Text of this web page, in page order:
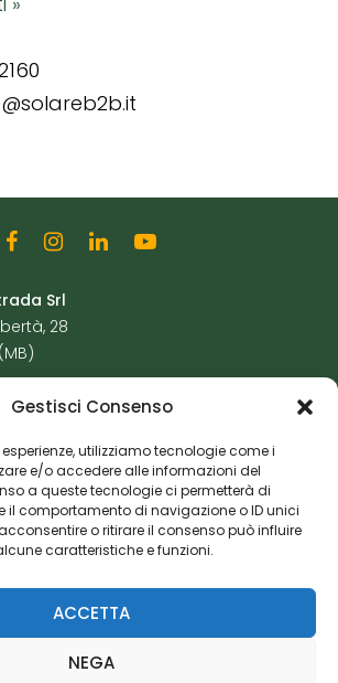
Gestisci Consenso
utilizziamo tecnologie come i
e/o accedere alle informazioni del
a queste tecnologie ci permetterà di
il comportamento di navigazione o ID unici
o ritirare il consenso può influire
caratteristiche e funzioni.
ACCETTA
NEGA
Srl
28